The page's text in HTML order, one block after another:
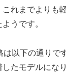
れまでよりも
うです。
は以下の通りで
たモデルになり